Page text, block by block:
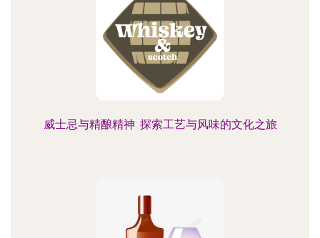
威士忌与精酿精神: 探索工艺与风味的文化之旅